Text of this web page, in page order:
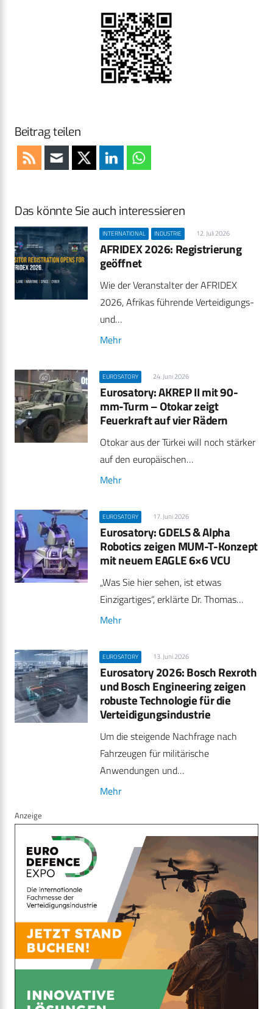
Beitrag teilen
Das könnte Sie auch interessieren
INTERNATIONAL INDUSTRIE 12. Juli 2026
AFRIDEX 2026: Registrierung
geöffnet
Wie der Veranstalter der AFRIDEX
2026, Afrikas führende Verteidigungs-
und…
Mehr
EUROSATORY 24. Juni 2026
Eurosatory: AKREP II mit 90-
mm-Turm – Otokar zeigt
Feuerkraft auf vier Rädern
Otokar aus der Türkei will noch stärker
auf den europäischen…
Mehr
EUROSATORY 17. Juni 2026
Eurosatory: GDELS & Alpha
Robotics zeigen MUM-T-Konzept
mit neuem EAGLE 6×6 VCU
„Was Sie hier sehen, ist etwas
Einzigartiges“, erklärte Dr. Thomas…
Mehr
EUROSATORY 13. Juni 2026
Eurosatory 2026: Bosch Rexroth
und Bosch Engineering zeigen
robuste Technologie für die
Verteidigungsindustrie
Um die steigende Nachfrage nach
Fahrzeugen für militärische
Anwendungen und…
Mehr
Anzeige